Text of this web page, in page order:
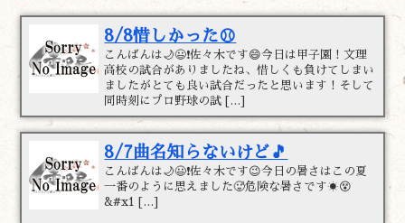
8/8惜しかった⚾
こんばんは🌙😃❗佐々木です😄今日は甲子園！文理
高校の試合がありましたね、惜しくも負けてしまい
ましたがとても良い試合だったと思います！そして
同時刻にプロ野球の試 […]
8/7曲名知らないけど🎵
こんばんは🌙😃❗佐々木です😉今日の暑さはこの夏
一番のように思えました🥵危険な暑さです☀️😵
&#x1 […]